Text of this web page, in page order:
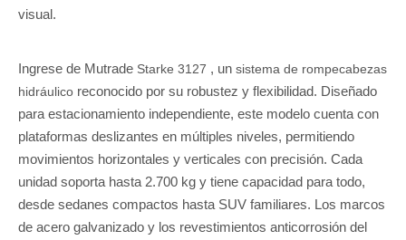
visual.
Ingrese de Mutrade Starke 3127 , un sistema de rompecabezas
hidráulico reconocido por su robustez y flexibilidad. Diseñado
para estacionamiento independiente, este modelo cuenta con
plataformas deslizantes en múltiples niveles, permitiendo
movimientos horizontales y verticales con precisión. Cada
unidad soporta hasta 2.700 kg y tiene capacidad para todo,
desde sedanes compactos hasta SUV familiares. Los marcos
de acero galvanizado y los revestimientos anticorrosión del